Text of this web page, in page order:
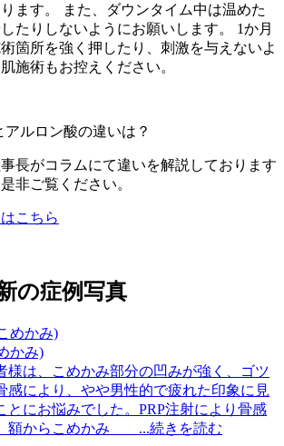
ます。 また、ダウンタイム中は温めた
たりしないようにお願いします。 1か月
箇所を強く押したり、刺激を与えないよ
施術もお控えください。
アルロン酸の違いは？
長がコラムにて違いを解説しております
非ご覧ください。
こちら
の症例写真
かみ)
様は、こめかみ部分の凹みが強く、ゴツ
感により、やや男性的で疲れた印象に見
とにお悩みでした。PRP注射により骨感
額からこめかみ ...続きを読む